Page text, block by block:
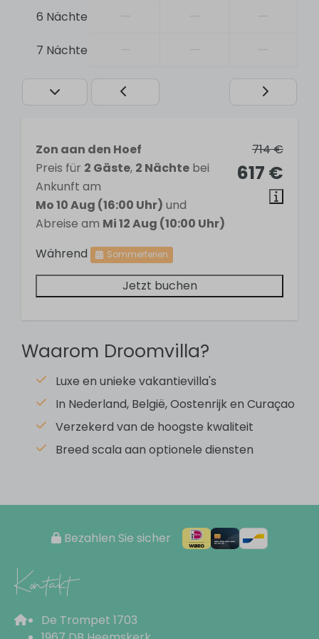
Non-smoking
Badezimmer
1 bathroom
Toilet
Schlafzimmer
3 bedrooms
Double bed: 1
Dining table
Dishwasher
Refrigerator-freezer combination
Gas cooktop
Microwave oven
Coffee maker (capsules)
Crockery
Cutlery
Kitchenware
Wohnbereich
Keuken
6 Nächte
7 Nächte
714 €
617 €
Zon aan den Hoef
Preis für 2 Gäste, 2 Nächte bei
Ankunft am
Mo 10 Aug (16:00 Uhr) und
Abreise am Mi 12 Aug (10:00 Uhr)
Während
Sommerferien
Jetzt buchen
Waarom Droomvilla?
Luxe en unieke vakantievilla's
In Nederland, België, Oostenrijk en Curaçao
Verzekerd van de hoogste kwaliteit
Breed scala aan optionele diensten
Bezahlen Sie sicher
Kontakt
De Trompet 1703